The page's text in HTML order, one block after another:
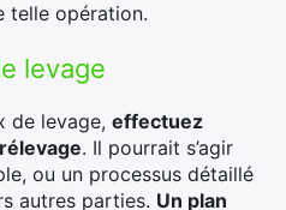
telle opération.
levage
de levage, effectuez
. Il pourrait s’agir
ou un processus détaillé
autres parties. Un plan